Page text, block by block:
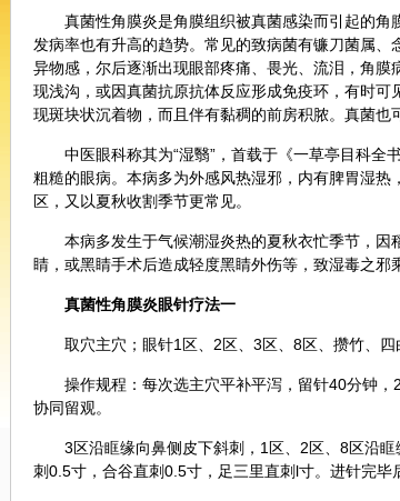
真菌性角膜炎是角膜组织被真菌感染而引起的
发病率也有升高的趋势。常见的致病菌有镰刀菌属
异物感，尔后逐渐出现眼部疼痛、畏光、流泪，角
现浅沟，或因真菌抗原抗体反应形成免疫环，有时可
现斑块状沉着物，而且伴有黏稠的前房积脓。真菌也
中医眼科称其为“湿翳”，首载于《一草亭目科全
粗糙的眼病。本病多为外感风热湿邪，内有脾胃湿
区，又以夏秋收割季节更常见。
本病多发生于气候潮湿炎热的夏秋衣忙季节，
睛，或黑睛手术后造成轻度黑睛外伤等，致湿毒之邪
真菌性角膜炎眼针疗法一
取穴主穴；眼针1区、2区、3区、8区、 攒竹 四
操作规程：每次选主穴平补平泻，留针40分钟
协同留观。
3区沿眶缘向鼻侧皮下斜刺，1区、2区、8区沿
刺0.5寸，合谷直刺0.5寸，足三里直刺l寸。进针完毕